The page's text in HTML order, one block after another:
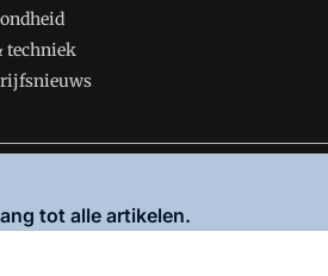
techniek
beleid |Privacy instellingen
tot alle artikelen.